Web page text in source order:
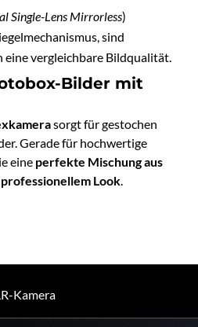
Single-Lens Mirrorless)
sind
eine vergleichbare Bildqualität.
Bilder mit
sorgt für gestochen
Gerade für hochwertige
eine perfekte Mischung aus
Look.
Kamera